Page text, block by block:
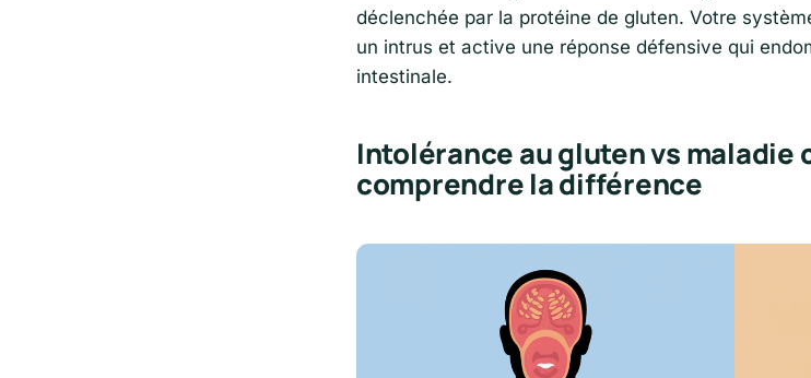
déclenchée par la protéine de gluten. Votre
un intrus et active une réponse défensive qui
intestinale.
Intolérance au gluten vs
comprendre la différence